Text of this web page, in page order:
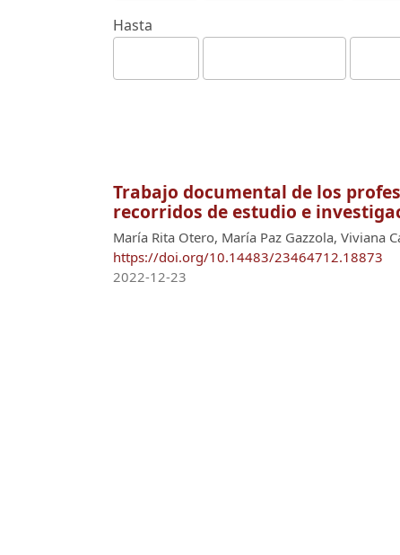
Hasta
Trabajo documental de los
recorridos de estudio e
María Rita Otero, María Paz Gazzola, Viviana
https://doi.org/10.14483/23464712.18873
2022-12-23